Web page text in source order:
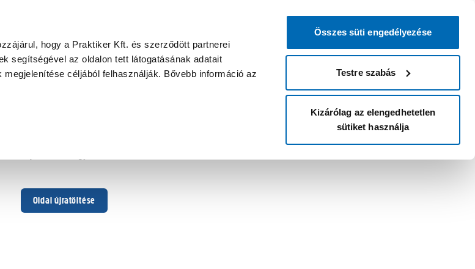
hogy a Praktiker Kft. és szerződött partnerei
segítségével az oldalon tett látogatásának adatait
céljából felhasználják. Bővebb információ az
Összes süti engedélyezése
Testre szabás
Kizárólag az elengedhetetlen
sütiket használja
Oldal újratöltése